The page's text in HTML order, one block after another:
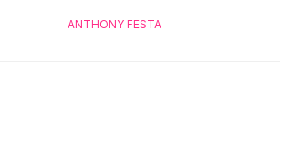
ANTHONY FESTA